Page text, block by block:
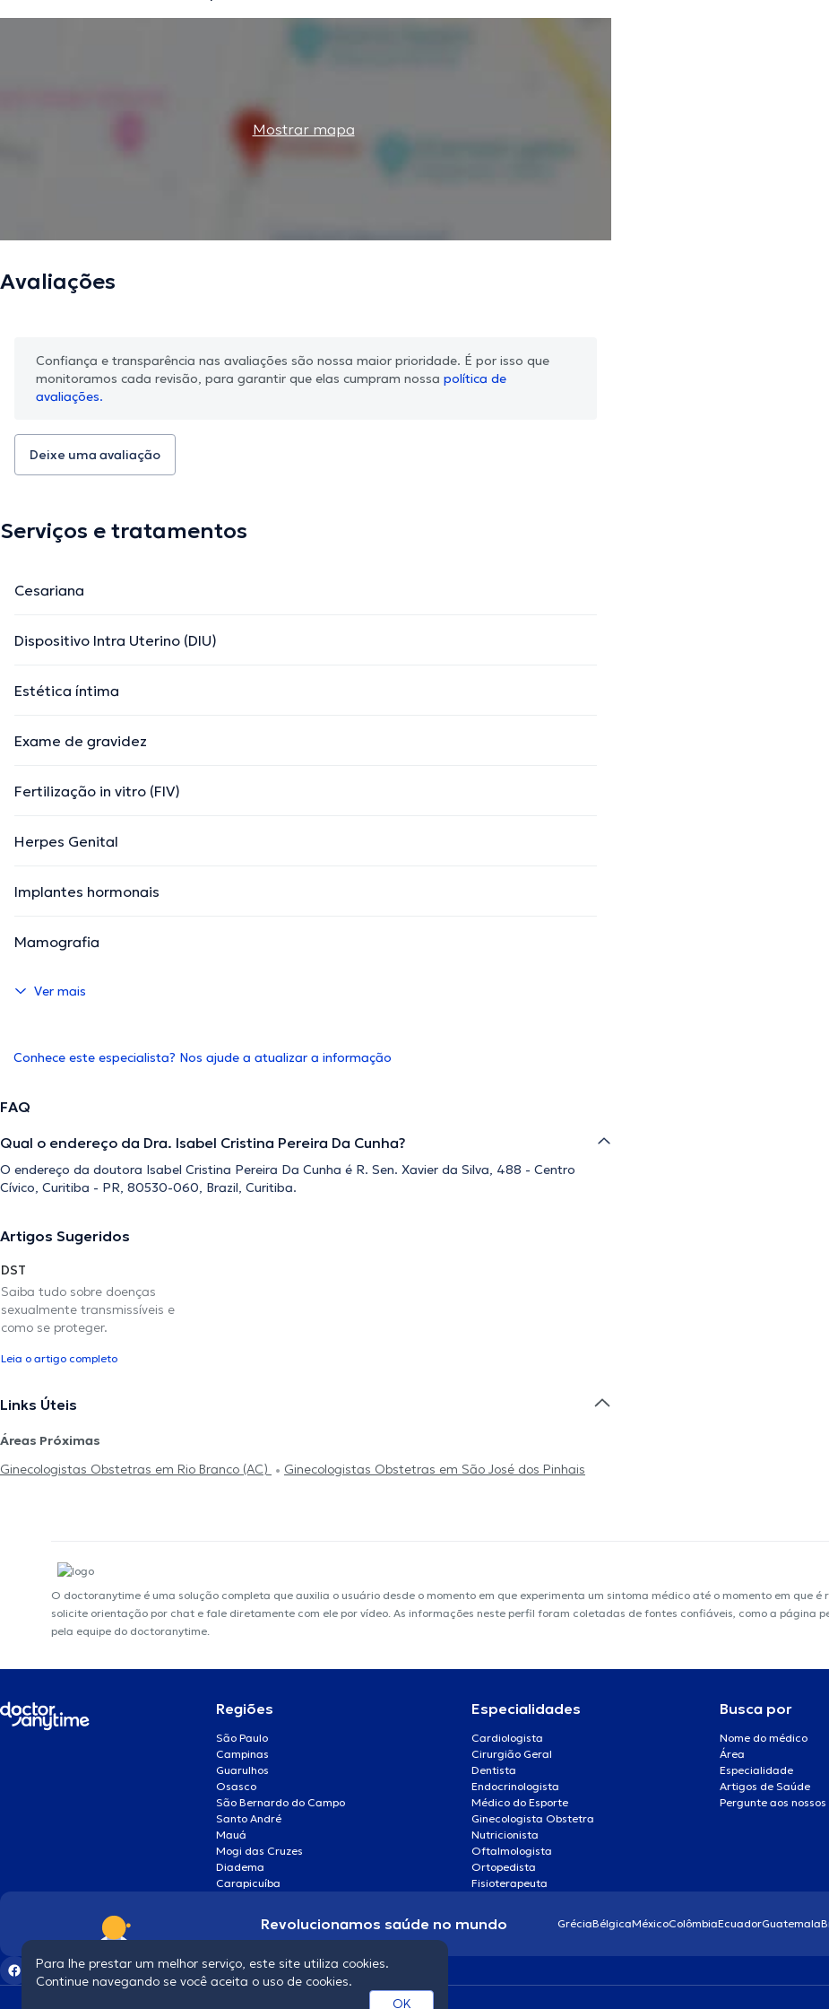
Mostrar mapa
Avaliações
Confiança e transparência nas avaliações são nossa maior prioridade. É por isso que
monitoramos cada revisão, para garantir que elas cumpram nossa política de
avaliações.
Deixe uma avaliação
Serviços e tratamentos
Cesariana
Dispositivo Intra Uterino (DIU)
Estética íntima
Exame de gravidez
Fertilização in vitro (FIV)
Herpes Genital
Implantes hormonais
Mamografia
Ver mais
Conhece este especialista? Nos ajude a atualizar a informação
FAQ
Qual o endereço da Dra. Isabel Cristina Pereira Da Cunha?
O endereço da doutora Isabel Cristina Pereira Da Cunha é R. Sen. Xavier da Silva, 488 - Centro
Cívico, Curitiba - PR, 80530-060, Brazil, Curitiba.
Artigos Sugeridos
DST
Saiba tudo sobre doenças
sexualmente transmissíveis e
como se proteger.
Leia o artigo completo
Links Úteis
Áreas Próximas
Ginecologistas Obstetras em Rio Branco (AC)
Ginecologistas Obstetras em São José dos Pinhais
O doctoranytime é uma solução completa que auxilia o usuário desde o momento em que experimenta um sintoma médico até o momento em que é
solicite orientação por chat e fale diretamente com ele por vídeo. As informações neste perfil foram coletadas de fontes confiáveis, como a página
pela equipe do doctoranytime.
Regiões
São Paulo
Campinas
Guarulhos
Osasco
São Bernardo do Campo
Santo André
Mauá
Mogi das Cruzes
Diadema
Carapicuíba
Especialidades
Cardiologista
Cirurgião Geral
Dentista
Endocrinologista
Médico do Esporte
Ginecologista Obstetra
Nutricionista
Oftalmologista
Ortopedista
Fisioterapeuta
Busca por
Nome do médico
Área
Especialidade
Artigos de Saúde
Pergunte aos
Revolucionamos saúde no mundo GréciaBélgicaMéxicoColômbiaEcuadorGuatemala
Para lhe prestar um melhor serviço, este site utiliza cookies.
Continue navegando se você aceita o uso de cookies.
OK